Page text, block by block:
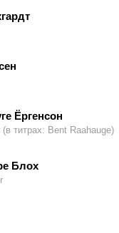
Ёргенсон
титрах: Bent Raahauge)
Блох